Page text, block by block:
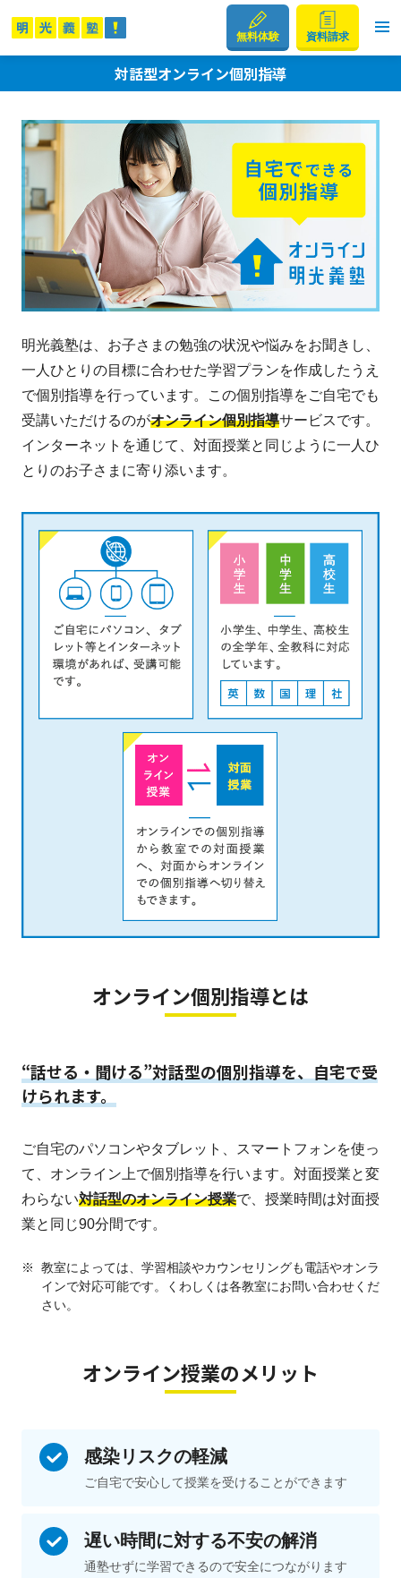
無料体験 資料請求
対話型オンライン個別指導
明光義塾は、お子さまの勉強の状況や悩みをお聞きし、
一人ひとりの目標に合わせた学習プランを作成したうえ
で個別指導を行っています。この個別指導をご自宅でも
受講いただけるのがオンライン個別指導サービスです。
インターネットを通じて、対面授業と同じように一人ひ
とりのお子さまに寄り添います。
オンライン個別指導とは
“話せる・聞ける”対話型の個別指導を、自宅で受
けられます。
ご自宅のパソコンやタブレット、スマートフォンを使っ
て、オンライン上で個別指導を行います。対面授業と変
わらない対話型のオンライン授業で、授業時間は対面授
業と同じ90分間です。
※
教室によっては、学習相談やカウンセリングも電話やオンラ
インで対応可能です。くわしくは各教室にお問い合わせくだ
さい。
オンライン授業のメリット
感染リスクの軽減
ご自宅で安心して授業を受けることができます
遅い時間に対する不安の解消
通塾せずに学習できるので安全につながります